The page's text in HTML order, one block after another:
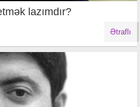
lazımdır?
Ətraflı